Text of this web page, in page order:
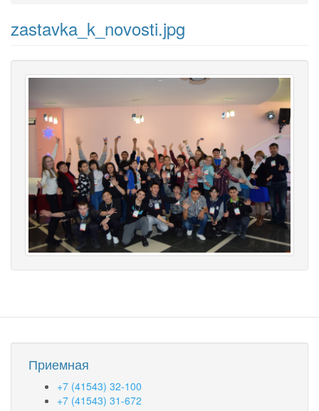
zastavka_k_novosti.jpg
Приемная
+7 (41543) 32-100
+7 (41543) 31-672